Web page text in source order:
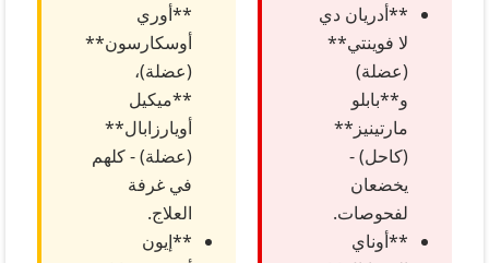
**أدريان دي
لا فوينتي**
(عضلة)
و**بابلو
مارتينيز**
(كاحل) -
يخضعان
لفحوصات.
**أوناي
**أوري
أوسكارسون**
(عضلة)،
**ميكيل
أويارزابال**
(عضلة) - كلهم
في غرفة
العلاج.
**إيون